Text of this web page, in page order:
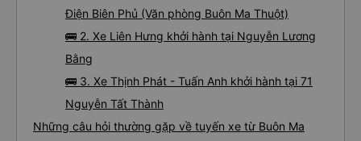
Điện Biên Phủ (Văn phòng Buôn Ma Thuột)
🚌 2. Xe Liên Hưng khởi hành tại Nguyễn Lương
Bằng
🚌 3. Xe Thịnh Phát - Tuấn Anh khởi hành tại 71
Nguyễn Tất Thành
Những câu hỏi thường gặp về tuyến xe từ Buôn Ma